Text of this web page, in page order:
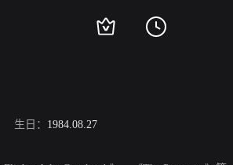
生日： 1984.08.27